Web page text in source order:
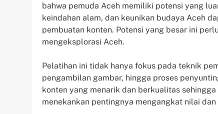
bahwa pemuda Aceh memiliki potensi yang
keindahan alam, dan keunikan budaya Aceh
pembuatan konten. Potensi yang besar ini
mengeksplorasi Aceh.
Pelatihan ini tidak hanya fokus pada teknik
pengambilan gambar, hingga proses
konten yang menarik dan berkualitas
menekankan pentingnya mengangkat nilai